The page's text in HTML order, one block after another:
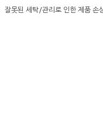
잘못된 세탁/관리로 인한 제품 손